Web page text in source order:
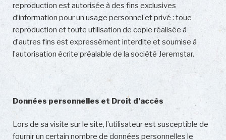
reproduction est autorisée à des fins exclusives
d’information pour un usage personnel et privé : toue
reproduction et toute utilisation de copie réalisée à
d’autres fins est expressément interdite et soumise à
l’autorisation écrite préalable de la société Jeremstar.
Données personnelles et Droit d’accès
Lors de sa visite sur le site, l’utilisateur est susceptible de
fournir un certain nombre de données personnelles le